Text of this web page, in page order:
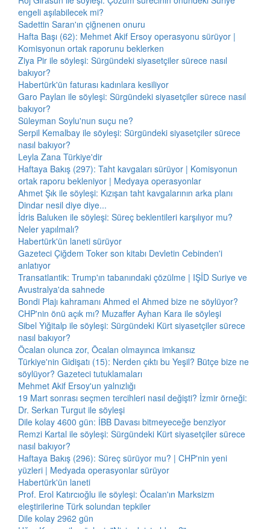
engeli aşılabilecek mi?
Sadettin Saran'ın çiğnenen onuru
Hafta Başı (62): Mehmet Akif Ersoy operasyonu sürüyor |
Komisyonun ortak raporunu beklerken
Ziya Pir ile söyleşi: Sürgündeki siyasetçiler sürece nasıl
bakıyor?
Habertürk'ün faturası kadınlara kesiliyor
Garo Paylan ile söyleşi: Sürgündeki siyasetçiler sürece nasıl
bakıyor?
Süleyman Soylu'nun suçu ne?
Serpil Kemalbay ile söyleşi: Sürgündeki siyasetçiler sürece
nasıl bakıyor?
Leyla Zana Türkiye'dir
Haftaya Bakış (297): Taht kavgaları sürüyor | Komisyonun
ortak raporu bekleniyor | Medyaya operasyonlar
Ahmet Şık ile söyleşi: Kızışan taht kavgalarının arka planı
Dindar nesil diye diye...
İdris Baluken ile söyleşi: Süreç beklentileri karşılıyor mu?
Neler yapılmalı?
Habertürk'ün laneti sürüyor
Gazeteci Çiğdem Toker son kitabı Devletin Cebinden'i
anlatıyor
Transatlantik: Trump'ın tabanındaki çözülme | IŞİD Suriye ve
Avustralya'da sahnede
Bondi Plajı kahramanı Ahmed el Ahmed bize ne söylüyor?
CHP'nin önü açık mı? Muzaffer Ayhan Kara ile söyleşi
Sibel Yiğitalp ile söyleşi: Sürgündeki Kürt siyasetçiler sürece
nasıl bakıyor?
Öcalan olunca zor, Öcalan olmayınca imkansız
Türkiye'nin Gidişatı (15): Nerden çıktı bu Yeşil? Bütçe bize ne
söylüyor? Gazeteci tutuklamaları
Mehmet Akif Ersoy'un yalnızlığı
19 Mart sonrası seçmen tercihleri nasıl değişti? İzmir örneği:
Dr. Serkan Turgut ile söyleşi
Dile kolay 4600 gün: İBB Davası bitmeyeceğe benziyor
Remzi Kartal ile söyleşi: Sürgündeki Kürt siyasetçiler sürece
nasıl bakıyor?
Haftaya Bakış (296): Süreç sürüyor mu? | CHP'nin yeni
yüzleri | Medyada operasyonlar sürüyor
Habertürk'ün laneti
Prof. Erol Katırcıoğlu ile söyleşi: Öcalan'ın Marksizm
eleştirilerine Türk solundan tepkiler
Dile kolay 2962 gün